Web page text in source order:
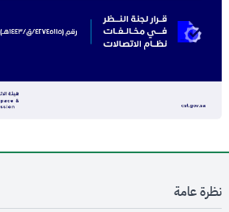
نظرة عامة